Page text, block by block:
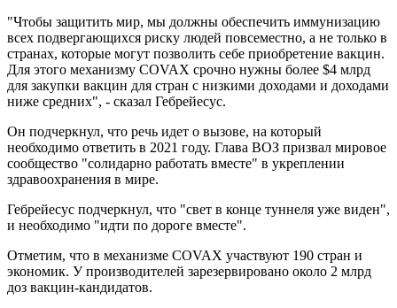
"Чтобы защитить мир, мы должны обеспечить иммунизацию
всех подвергающихся риску людей повсеместно, а не только в
странах, которые могут позволить себе приобретение вакцин.
Для этого механизму COVAX срочно нужны более $4 млрд
для закупки вакцин для стран с низкими доходами и доходами
ниже средних", - сказал Гебрейесус.
Он подчеркнул, что речь идет о вызове, на который
необходимо ответить в 2021 году. Глава ВОЗ призвал мировое
сообщество "солидарно работать вместе" в укреплении
здравоохранения в мире.
Гебрейесус подчеркнул, что "свет в конце туннеля уже виден",
и необходимо "идти по дороге вместе".
Отметим, что в механизме COVAX участвуют 190 стран и
экономик. У производителей зарезервировано около 2 млрд
доз вакцин-кандидатов.